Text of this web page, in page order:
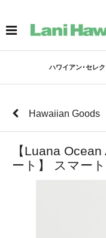
ハワイアン･セレ
Hawaiian Goods
【Luana
ート】 スマー